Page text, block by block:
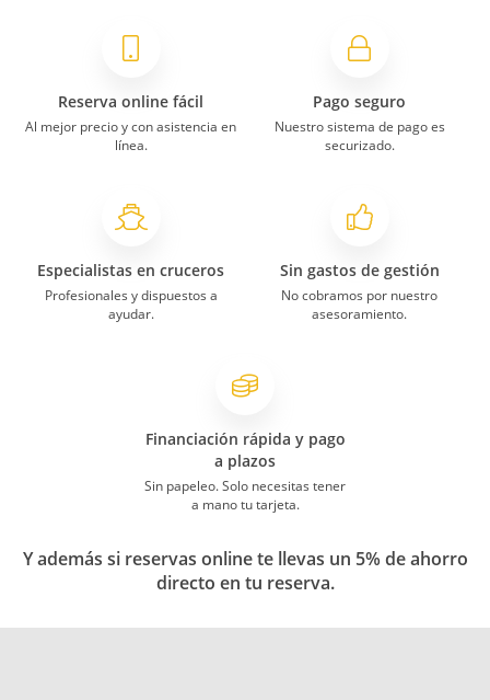
Reserva online fácil
Al mejor precio y con asistencia en
línea.
Pago seguro
Nuestro sistema de pago es
securizado.
Especialistas en cruceros
Profesionales y dispuestos a
ayudar.
Sin gastos de gestión
No cobramos por nuestro
asesoramiento.
Financiación rápida y pago
a plazos
Sin papeleo. Solo necesitas tener
a mano tu tarjeta.
Y además si reservas online te llevas un 5% de ahorro
directo en tu reserva.